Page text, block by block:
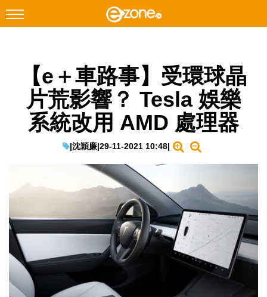
Facebook Instagram
科技焦點
網絡生活
EduTech
IT Times
生成式AI與雲端應用
Enterprise Digital Transformation
特集
【e＋車路事】受環球晶
片荒影響？ Tesla 娛樂
系統改用 AMD 處理器
|沈穎廉|29-11-2021 10:48|